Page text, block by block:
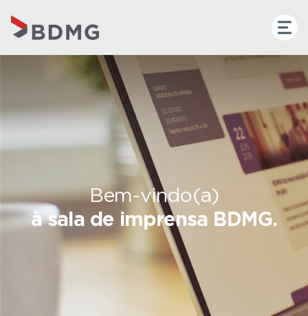
Bem-vindo(a)
à sala de imprensa BDMG.